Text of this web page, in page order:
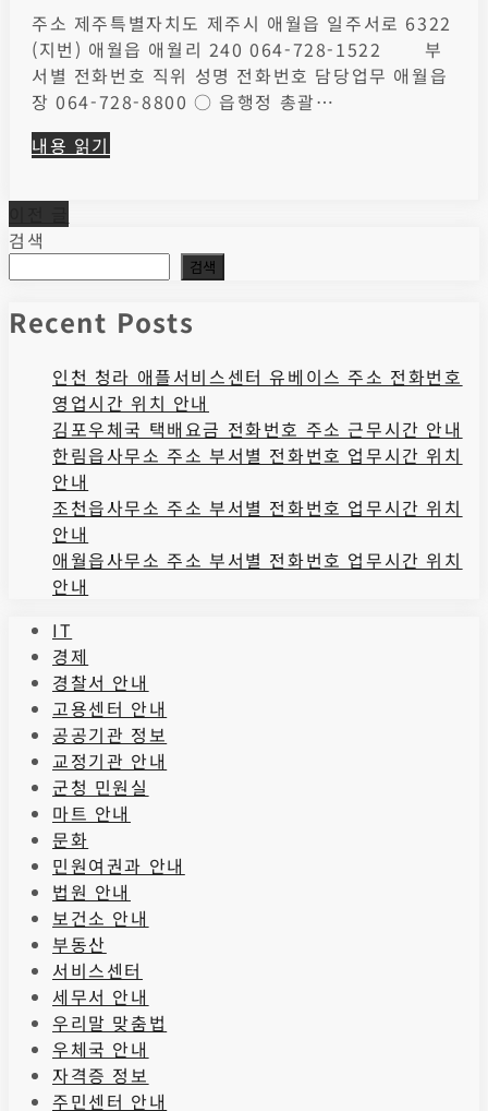
주소 제주특별자치도 제주시 애월읍 일주서로 6322
(지번) 애월읍 애월리 240 064-728-1522 부
서별 전화번호 직위 성명 전화번호 담당업무 애월읍
장 064-728-8800 ○ 읍행정 총괄…
내용 읽기
글
탐
검색
검색
Recent Posts
인천 청라 애플서비스센터 유베이스 주소 전화번호
영업시간 위치 안내
김포우체국 택배요금 전화번호 주소 근무시간 안내
한림읍사무소 주소 부서별 전화번호 업무시간 위치
안내
조천읍사무소 주소 부서별 전화번호 업무시간 위치
안내
애월읍사무소 주소 부서별 전화번호 업무시간 위치
안내
IT
경제
경찰서 안내
고용센터 안내
공공기관 정보
교정기관 안내
군청 민원실
마트 안내
문화
민원여권과 안내
법원 안내
보건소 안내
부동산
서비스센터
세무서 안내
우리말 맞춤법
우체국 안내
자격증 정보
주민센터 안내